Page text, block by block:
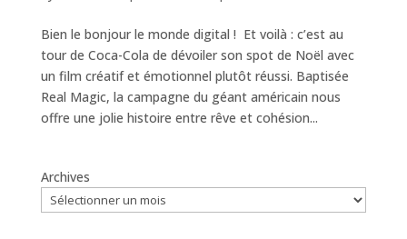
Bien le bonjour le monde digital ! Et voilà : c’est au
tour de Coca-Cola de dévoiler son spot de Noël avec
un film créatif et émotionnel plutôt réussi. Baptisée
Real Magic, la campagne du géant américain nous
offre une jolie histoire entre rêve et cohésion...
Archives